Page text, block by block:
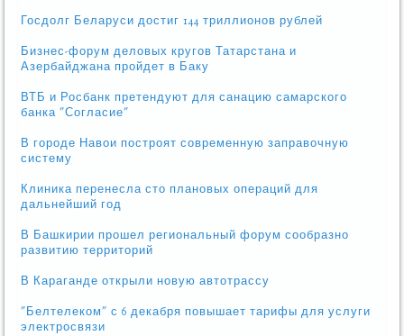
Госдолг Беларуси достиг 144 триллионов рублей
Бизнес-форум деловых кругов Татарстана и
Азербайджана пройдет в Баку
ВТБ и Росбанк претендуют для санацию самарского
банка "Согласие"
В городе Навои построят современную заправочную
систему
Клиника перенесла сто плановых операций для
дальнейший год
В Башкирии прошел региональный форум сообразно
развитию территорий
В Караганде открыли новую автотрассу
"Белтелеком" с 6 декабря повышает тарифы для услуги
электросвязи